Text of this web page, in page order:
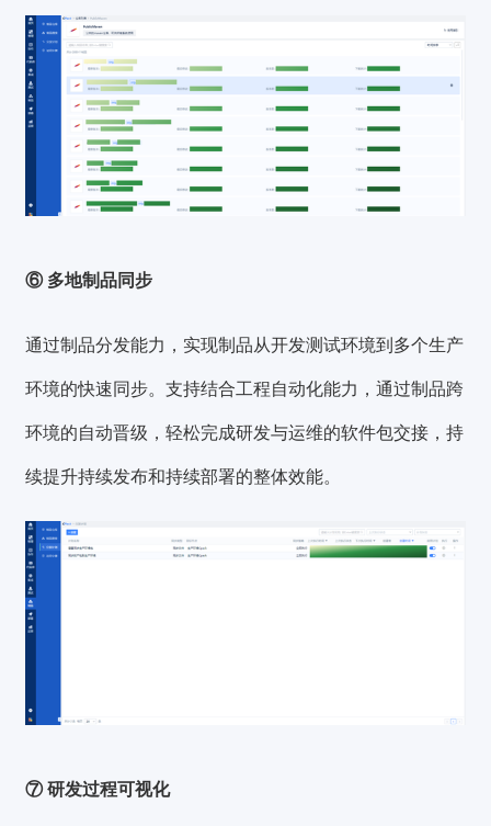
⑥ 多地制品同步
通过制品分发能力，实现制品从开发测试环境到多个生产
环境的快速同步。支持结合工程自动化能力，通过制品跨
环境的自动晋级，轻松完成研发与运维的软件包交接，持
续提升持续发布和持续部署的整体效能。
⑦ 研发过程可视化